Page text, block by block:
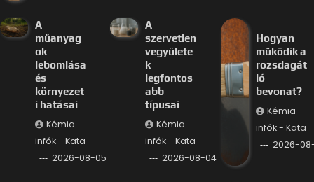
A
műanyag
ok
lebomlása
és
környezet
i hatásai
Kémia
infók - Kata
2026-08-05
A
szervetlen
vegyülete
k
legfontos
abb
típusai
Kémia
infók - Kata
2026-08-04
Hogyan
működik a
rozsdagát
ló
bevonat?
Kémia
infók - Kata
2026-